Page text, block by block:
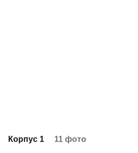
Корпус 1 11 фото